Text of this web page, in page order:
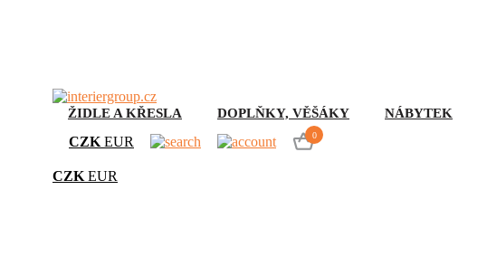
ŽIDLE A KŘESLA DOPLŇKY, VĚŠÁKY NÁBYTEK
CZK EUR 0
CZK EUR